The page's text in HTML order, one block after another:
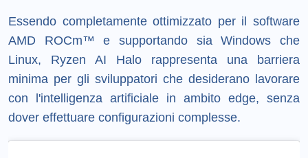
Essendo completamente ottimizzato per il software
AMD ROCm™ e supportando sia Windows che
Linux, Ryzen AI Halo rappresenta una barriera
minima per gli sviluppatori che desiderano lavorare
con l'intelligenza artificiale in ambito edge, senza
dover effettuare configurazioni complesse.